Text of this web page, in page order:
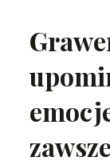
zawsze